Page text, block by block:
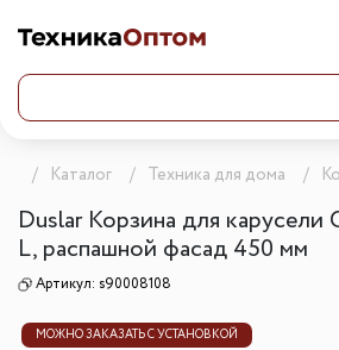
Каталог Техника для дома
Duslar Корзина для карусели
L, распашной фасад 450 мм
Артикул: s90008108
МОЖНО ЗАКАЗАТЬ С УСТАНОВКОЙ